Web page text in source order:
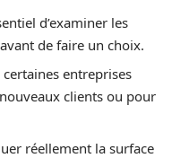
d’examiner les
de faire un choix.
certaines entreprises
clients ou pour
réellement la surface